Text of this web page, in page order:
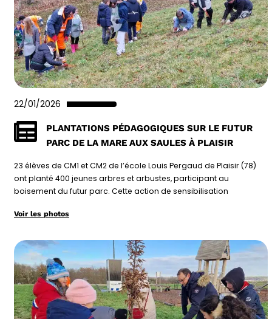
22/01/2026
PLANTATIONS PÉDAGOGIQUES SUR LE FUTUR
PARC DE LA MARE AUX SAULES À PLAISIR
23 élèves de CM1 et CM2 de l’école Louis Pergaud de Plaisir (78)
ont planté 400 jeunes arbres et arbustes, participant au
boisement du futur parc. Cette action de sensibilisation
Voir les photos